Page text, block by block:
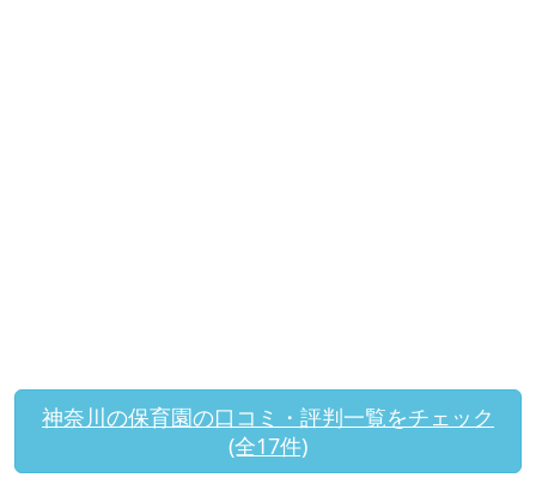
神奈川の保育園の口コミ・評判一覧をチェック
(全17件)